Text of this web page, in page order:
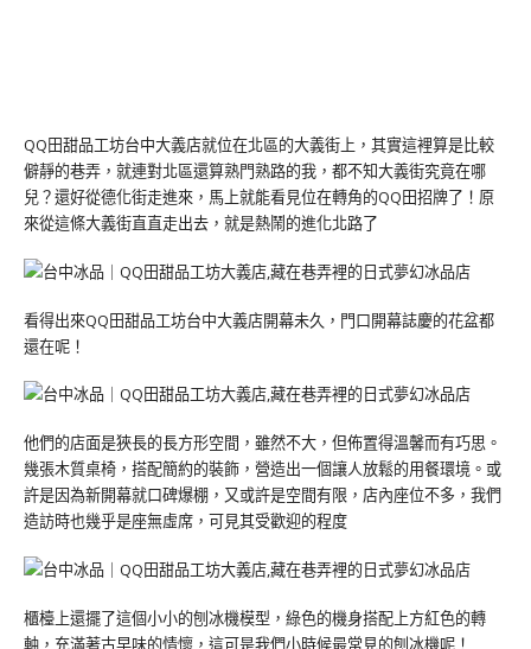
QQ田甜品工坊台中大義店就位在北區的大義街上，其實這裡算是比較
僻靜的巷弄，就連對北區還算熟門熟路的我，都不知大義街究竟在哪
兒？還好從德化街走進來，馬上就能看見位在轉角的QQ田招牌了！原
來從這條大義街直直走出去，就是熱鬧的進化北路了
看得出來QQ田甜品工坊台中大義店開幕未久，門口開幕誌慶的花盆都
還在呢！
他們的店面是狹長的長方形空間，雖然不大，但佈置得溫馨而有巧思。
幾張木質桌椅，搭配簡約的裝飾，營造出一個讓人放鬆的用餐環境。或
許是因為新開幕就口碑爆棚，又或許是空間有限，店內座位不多，我們
造訪時也幾乎是座無虛席，可見其受歡迎的程度
櫃檯上還擺了這個小小的刨冰機模型，綠色的機身搭配上方紅色的轉
軸，充滿著古早味的情懷，這可是我們小時候最常見的刨冰機呢！